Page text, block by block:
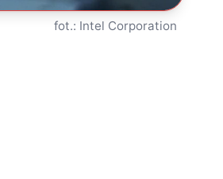
fot.: Intel Corporation